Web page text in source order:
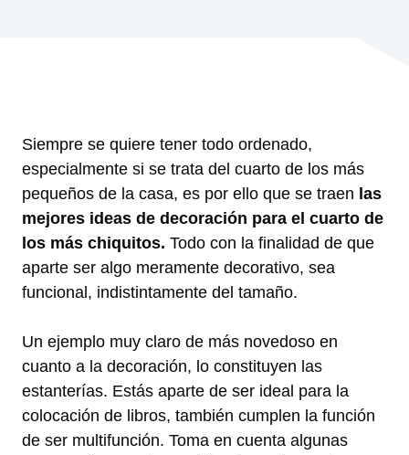
Siempre se quiere tener todo ordenado,
especialmente si se trata del cuarto de los más
pequeños de la casa, es por ello que se traen las
mejores ideas de decoración para el cuarto de
los más chiquitos. Todo con la finalidad de que
aparte ser algo meramente decorativo, sea
funcional, indistintamente del tamaño.
Un ejemplo muy claro de más novedoso en
cuanto a la decoración, lo constituyen las
estanterías. Estás aparte de ser ideal para la
colocación de libros, también cumplen la función
de ser multifunción. Toma en cuenta algunas